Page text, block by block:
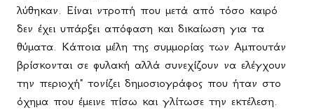
λύθηκαν. Είναι ντροπή που μετά από τόσο καιρό
δεν έχει υπάρξει απόφαση και δικαίωση για τα
θύματα. Κάποια μέλη της συμμορίας των Αμπουτάν
βρίσκονται σε φυλακή αλλά συνεχίζουν να ελέγχουν
την περιοχή" τονίζει δημοσιογράφος που ήταν στο
όχημα που έμεινε πίσω και γλίτωσε την εκτέλεση.